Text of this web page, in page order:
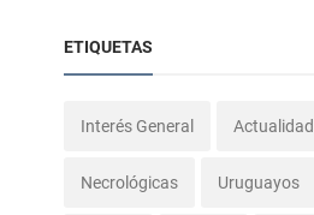
ETIQUETAS
Interés General Actualidad
Necrológicas Uruguayos